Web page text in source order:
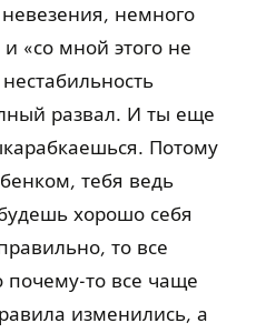
немного
«со мной этого не
развал. И ты еще
Потому
тебя ведь
хорошо себя
то все
почему-то все чаще
изменились, а